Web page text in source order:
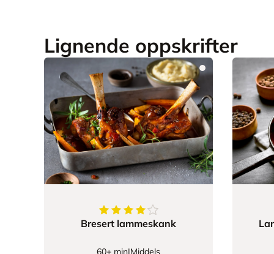
Lignende oppskrifter
4.27906976744186
Bresert lammeskank
60+ min|Middels